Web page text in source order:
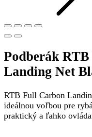
Podberák
Landing Net
RTB Full Carbon
ideálnou voľbou pre
praktický a ľahko